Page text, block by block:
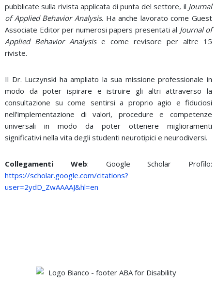
pubblicate sulla rivista applicata di punta del settore, il Journal
of Applied Behavior Analysis. Ha anche lavorato come Guest
Associate Editor per numerosi papers presentati al Journal of
Applied Behavior Analysis e come revisore per altre 15
riviste.
Il Dr. Luczynski ha ampliato la sua missione professionale in
modo da poter ispirare e istruire gli altri attraverso la
consultazione su come sentirsi a proprio agio e fiduciosi
nell’implementazione di valori, procedure e competenze
universali in modo da poter ottenere miglioramenti
significativi nella vita degli studenti neurotipici e neurodiversi.
Collegamenti Web: Google Scholar Profilo:
https://scholar.google.com/citations?
user=2ydD_ZwAAAAJ&hl=en